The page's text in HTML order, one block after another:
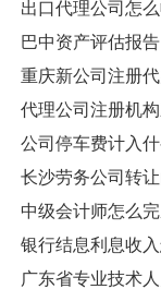
出口代理公司怎
巴中资产评估报告
重庆新公司注册
代理公司注册机
公司停车费计入
长沙劳务公司转
中级会计师怎么
银行结息利息收
广东省专业技术